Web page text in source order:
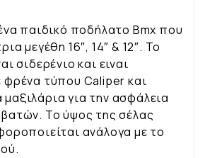
παιδικό ποδήλατο Bmx που
μεγέθη 16″, 14″ & 12″. Το
σιδερένιο και ειναι
φρένα τύπου Caliper και
για την ασφάλεια
Το ύψος της σέλας
ανάλογα με το